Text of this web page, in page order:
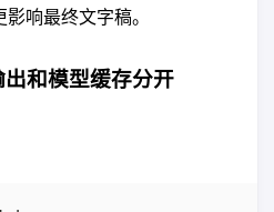
响最终文字稿。
出和模型缓存分开